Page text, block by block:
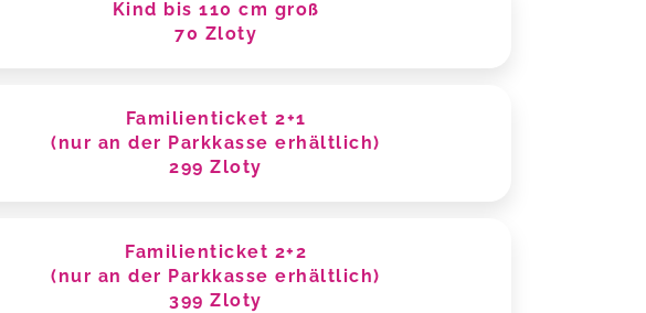
Kind bis 110 cm groß
70 Zloty
Familienticket 2+1
(nur an der Parkkasse erhältlich)
299 Zloty
Familienticket 2+2
(nur an der Parkkasse erhältlich)
399 Zloty